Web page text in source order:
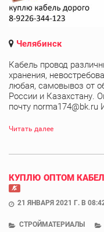
Челябинск
Кабель провод
хранения,
любая, самовывоз от
России и Казахстану.
почту norma174@bk.ru
Читать далее
КУПЛЮ ОПТОМ
21 ЯНВАРЯ 2021 Г. В
СТРОЙМАТЕРИАЛЫ